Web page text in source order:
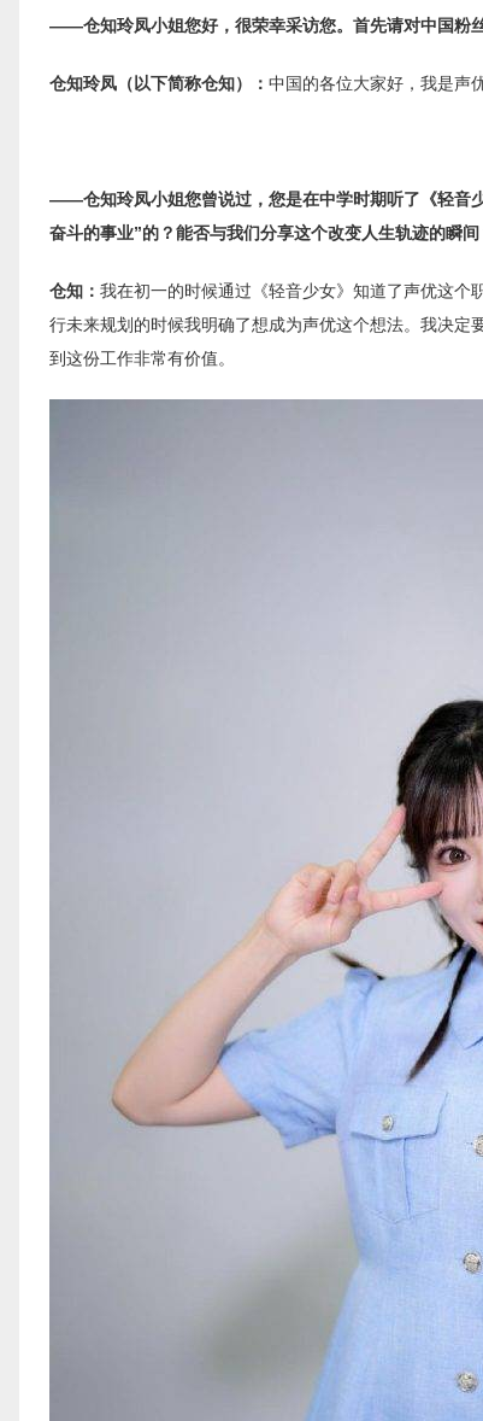
——仓知玲凤小姐您好，很荣幸采访您。首先请对中国粉丝
仓知玲凤（以下简称仓知）： 中国的各位大家好，我是声
——仓知玲凤小姐您曾说过，您是在中学时期听了《轻音
奋斗的事业”的？能否与我们分享这个改变人生轨迹的瞬间
仓知： 我在初一的时候通过《轻音少女》知道了声优这个
行未来规划的时候我明确了想成为声优这个想法。我决
到这份工作非常有价值。